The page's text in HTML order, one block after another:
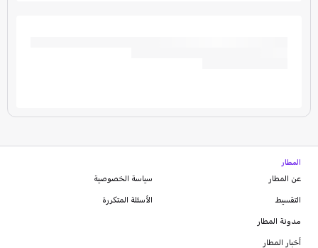
المطار
عن المطار
التقسيط
مدونة المطار
أخبار المطار
سياسة الخصوصية
الأسئلة المتكررة